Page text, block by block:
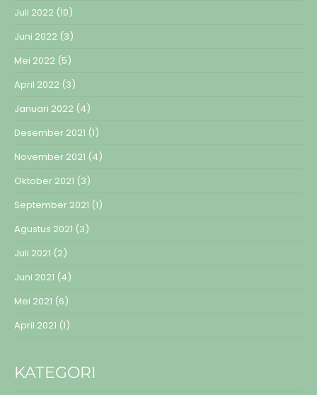
Juli 2022 (10)
Juni 2022 (3)
Mei 2022 (5)
April 2022 (3)
Januari 2022 (4)
Desember 2021 (1)
November 2021 (4)
Oktober 2021 (3)
September 2021 (1)
Agustus 2021 (3)
Juli 2021 (2)
Juni 2021 (4)
Mei 2021 (6)
April 2021 (1)
KATEGORI